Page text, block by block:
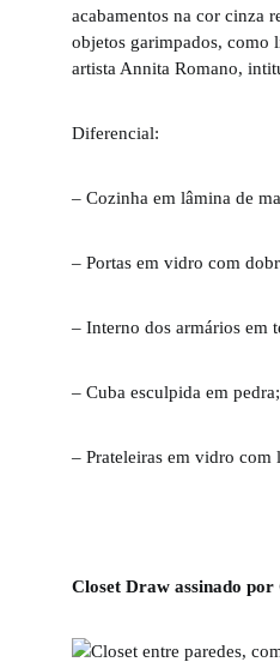
acabamentos na cor cinza
objetos garimpados, como
artista Annita Romano,
Diferencial:
– Cozinha em lâmina de
– Portas em vidro com
– Interno dos armários em
– Cuba esculpida em pedra;
– Prateleiras em vidro com
Closet Draw assinado